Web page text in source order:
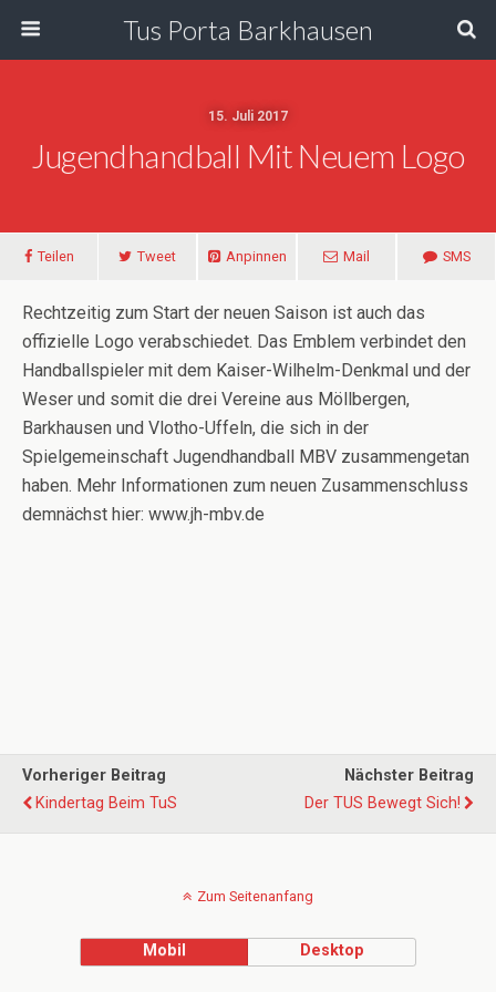
Tus Porta Barkhausen
15. Juli 2017
Jugendhandball Mit Neuem Logo
Teilen Tweet Anpinnen Mail SMS
Rechtzeitig zum Start der neuen Saison ist auch das
offizielle Logo verabschiedet. Das Emblem verbindet den
Handballspieler mit dem Kaiser-Wilhelm-Denkmal und der
Weser und somit die drei Vereine aus Möllbergen,
Barkhausen und Vlotho-Uffeln, die sich in der
Spielgemeinschaft Jugendhandball MBV zusammengetan
haben. Mehr Informationen zum neuen Zusammenschluss
demnächst hier: www.jh-mbv.de
Vorheriger Beitrag
Kindertag Beim TuS
Nächster Beitrag
Der TUS Bewegt Sich!
Zum Seitenanfang
Mobil Desktop